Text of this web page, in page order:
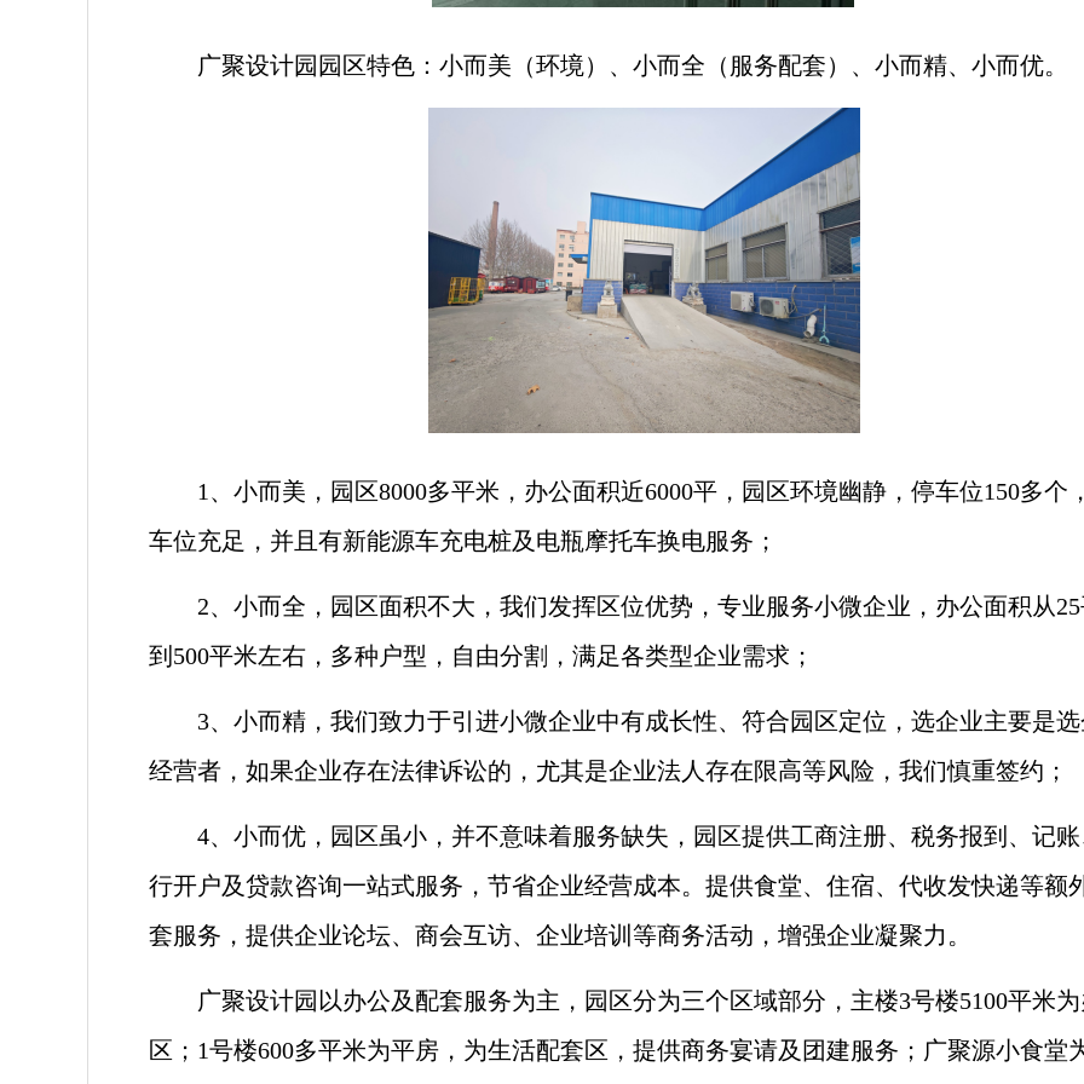
广聚设计园园区特色：小而美（环境）、小而全（服务配套）、小而精、小而优。
1、小而美，园区8000多平米，办公面积近6000平，园区环境幽静，停车位150多个
车位充足，并且有新能源车充电桩及电瓶摩托车换电服务；
2、小而全，园区面积不大，我们发挥区位优势，专业服务小微企业，办公面积从
到500平米左右，多种户型，自由分割，满足各类型企业需求；
3、小而精，我们致力于引进小微企业中有成长性、符合园区定位，选企业主要是
经营者，如果企业存在法律诉讼的，尤其是企业法人存在限高等风险，我们慎重签约；
4、小而优，园区虽小，并不意味着服务缺失，园区提供工商注册、税务报到、记
行开户及贷款咨询一站式服务，节省企业经营成本。提供食堂、住宿、代收发快递等额
套服务，提供企业论坛、商会互访、企业培训等商务活动，增强企业凝聚力。
广聚设计园以办公及配套服务为主，园区分为三个区域部分，主楼3号楼5100平米
区；1号楼600多平米为平房，为生活配套区，提供商务宴请及团建服务；广聚源小食堂